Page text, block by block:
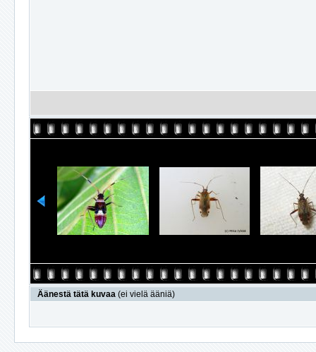
Äänestä tätä kuvaa (ei vielä ääniä)